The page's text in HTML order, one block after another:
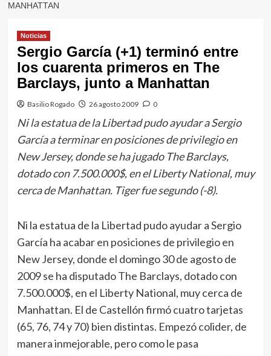
MANHATTAN
Noticias
Sergio García (+1) terminó entre
los cuarenta primeros en The
Barclays, junto a Manhattan
Basilio Rogado 26 agosto 2009 0
Ni la estatua de la Libertad pudo ayudar a Sergio
García a terminar en posiciones de privilegio en
New Jersey, donde se ha jugado The Barclays,
dotado con 7.500.000$, en el Liberty National, muy
cerca de Manhattan. Tiger fue segundo (-8).
Ni la estatua de la Libertad pudo ayudar a Sergio
García ha acabar en posiciones de privilegio en
New Jersey, donde el domingo 30 de agosto de
2009 se ha disputado The Barclays, dotado con
7.500.000$, en el Liberty National, muy cerca de
Manhattan. El de Castellón firmó cuatro tarjetas
(65, 76, 74 y 70) bien distintas. Empezó colider, de
manera inmejorable, pero como le pasa